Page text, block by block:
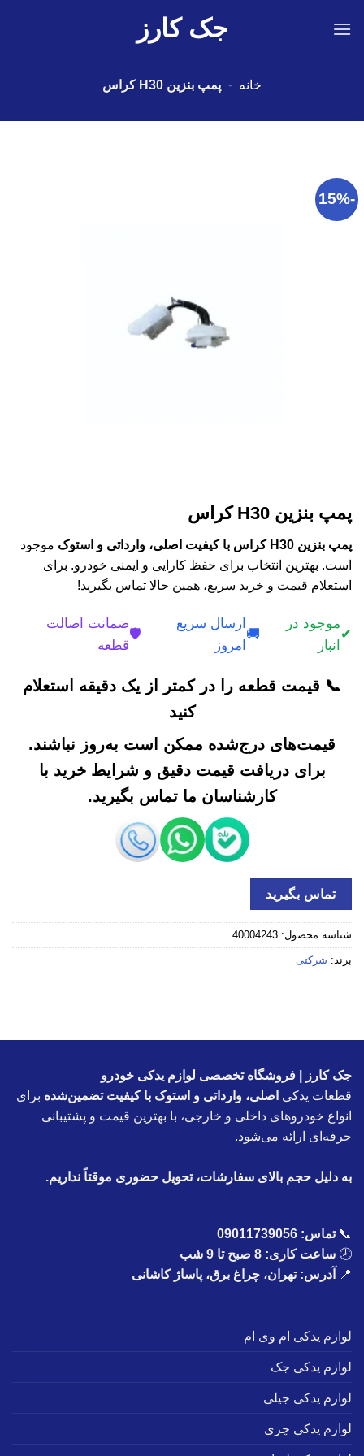
جک کارز
خانه - پمپ بنزین H30 کراس
-15%
پمپ بنزین H30 کراس
پمپ بنزین H30 کراس با کیفیت اصلی، وارداتی و استوک
موجود
است. بهترین انتخاب برای حفظ کارایی و ایمنی خودرو. برای
استعلام قیمت و خرید سریع، همین حالا تماس بگیرید!
✔
موجود در
انبار
🚚
ارسال سریع
امروز
🛡️
ضمانت اصالت
قطعه
📞 قیمت قطعه را در کمتر از یک دقیقه استعلام
کنید
قیمت‌های درج‌شده ممکن است به‌روز نباشند.
برای دریافت قیمت دقیق و شرایط خرید با
کارشناسان ما تماس بگیرید.
تماس بگیرید
شناسه محصول: 40004243
برند: شرکتی
جک کارز | فروشگاه تخصصی لوازم یدکی خودرو
قطعات یدکی اصلی، وارداتی و استوک با کیفیت تضمین‌شده برای
انواع خودروهای داخلی و خارجی، با بهترین قیمت و پشتیبانی
حرفه‌ای ارائه می‌شود.
به دلیل حجم بالای سفارشات، تحویل حضوری موقتاً نداریم.
📞تماس: 09011739056
🕗 ساعت کاری: 8 صبح تا 9 شب
📍
آدرس: تهران، چراغ برق، پاساژ کاشانی
لوازم یدکی ام وی ام
لوازم یدکی جک
لوازم یدکی جیلی
لوازم یدکی چری